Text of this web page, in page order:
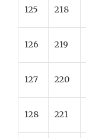
125 218
126 219
127 220
128 221